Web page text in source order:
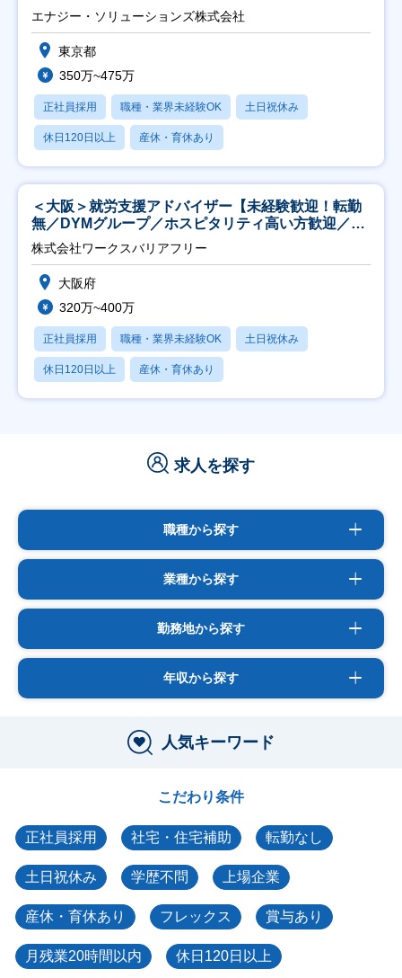
エナジー・ソリューションズ株式会社
東京都
350万~475万
正社員採用 職種・業界未経験OK 土日祝休み
休日120日以上 産休・育休あり
＜大阪＞就労支援アドバイザー【未経験歓迎！転勤
無／DYMグループ／ホスピタリティ高い方歓迎／土
日祝】
株式会社ワークスバリアフリー
大阪府
320万~400万
正社員採用 職種・業界未経験OK 土日祝休み
休日120日以上 産休・育休あり
求人を探す
職種から探す
業種から探す
勤務地から探す
年収から探す
人気キーワード
こだわり条件
正社員採用 社宅・住宅補助 転勤なし
土日祝休み 学歴不問 上場企業
産休・育休あり フレックス 賞与あり
月残業20時間以内 休日120日以上